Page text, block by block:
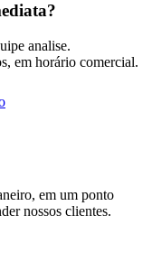
analise.
em horário comercial.
em um ponto
nossos clientes.